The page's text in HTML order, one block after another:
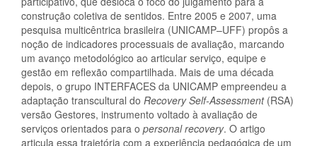
construção coletiva de sentidos. Entre 2005 e 2007, uma
pesquisa multicêntrica brasileira (UNICAMP–UFF) propôs a
noção de indicadores processuais de avaliação, marcando
um avanço metodológico ao articular serviço, equipe e
gestão em reflexão compartilhada. Mais de uma década
depois, o grupo INTERFACES da UNICAMP empreendeu a
adaptação transcultural do Recovery Self-Assessment(RSA)
versão Gestores, instrumento voltado à avaliação de
serviços orientados para o personal recovery. O artigo
articula essa trajetória com a experiência pedagógica de um